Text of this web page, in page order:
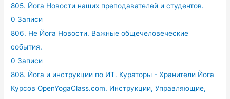
805. Йога Новости наших преподавателей и студентов.
0 Записи
806. Не Йога Новости. Важные общечеловеческие
события.
0 Записи
808. Йога и инструкции по ИТ. Кураторы - Хранители Йога
Курсов OpenYogaClass.com. Инструкции, Управляющие,